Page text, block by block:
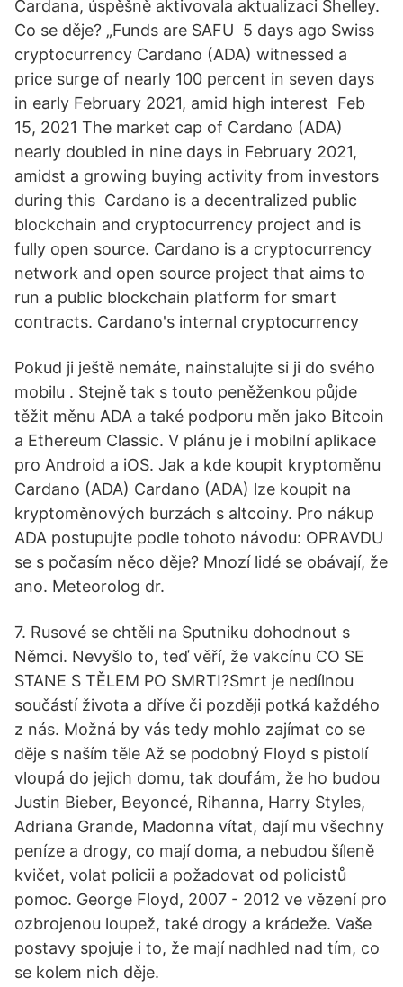
Cardana, úspěšně aktivovala aktualizaci Shelley.
Co se děje? „Funds are SAFU 5 days ago Swiss
cryptocurrency Cardano (ADA) witnessed a
price surge of nearly 100 percent in seven days
in early February 2021, amid high interest Feb
15, 2021 The market cap of Cardano (ADA)
nearly doubled in nine days in February 2021,
amidst a growing buying activity from investors
during this Cardano is a decentralized public
blockchain and cryptocurrency project and is
fully open source. Cardano is a cryptocurrency
network and open source project that aims to
run a public blockchain platform for smart
contracts. Cardano's internal cryptocurrency
Pokud ji ještě nemáte, nainstalujte si ji do svého
mobilu . Stejně tak s touto peněženkou půjde
těžit měnu ADA a také podporu měn jako Bitcoin
a Ethereum Classic. V plánu je i mobilní aplikace
pro Android a iOS. Jak a kde koupit kryptoměnu
Cardano (ADA) Cardano (ADA) lze koupit na
kryptoměnových burzách s altcoiny. Pro nákup
ADA postupujte podle tohoto návodu: OPRAVDU
se s počasím něco děje? Mnozí lidé se obávají, že
ano. Meteorolog dr.
7. Rusové se chtěli na Sputniku dohodnout s
Němci. Nevyšlo to, teď věří, že vakcínu CO SE
STANE S TĚLEM PO SMRTI?Smrt je nedílnou
součástí života a dříve či později potká každého
z nás. Možná by vás tedy mohlo zajímat co se
děje s naším těle Až se podobný Floyd s pistolí
vloupá do jejich domu, tak doufám, že ho budou
Justin Bieber, Beyoncé, Rihanna, Harry Styles,
Adriana Grande, Madonna vítat, dají mu všechny
peníze a drogy, co mají doma, a nebudou šíleně
kvičet, volat policii a požadovat od policistů
pomoc. George Floyd, 2007 - 2012 ve vězení pro
ozbrojenou loupež, také drogy a krádeže. Vaše
postavy spojuje i to, že mají nadhled nad tím, co
se kolem nich děje.